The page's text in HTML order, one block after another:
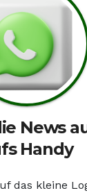
News
Handy
das kleine